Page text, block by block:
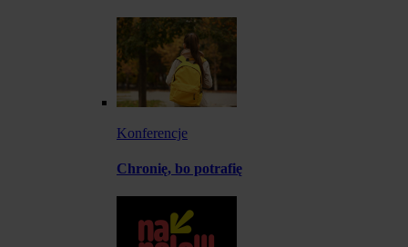
Konferencje
Chronię, bo potrafię